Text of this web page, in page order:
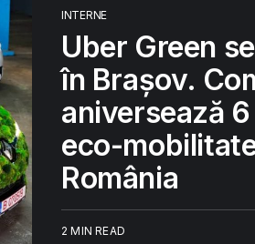
INTERNE
Uber Green
în Brașov.
aniversează
eco-
România
2 MIN READ